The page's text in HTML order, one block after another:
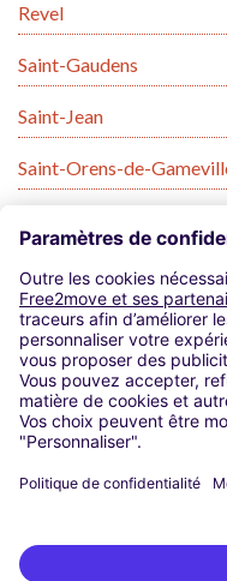
Revel
Saint-Gaudens
Saint-Jean
Saint-Orens-de-
Villefranche-de-
Villemur-sur-Tarn
Utilisation de cookies
Mentions Légales
Conditions d’utilisations
Comparateur-